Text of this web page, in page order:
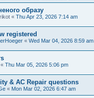
образу
« Thu Apr 23, 2026 7:14 am
registered
« Wed Mar 04, 2026 8:59 am
« Thu Mar 05, 2026 5:06 pm
& AC Repair questions
« Mon Mar 02, 2026 6:47 am